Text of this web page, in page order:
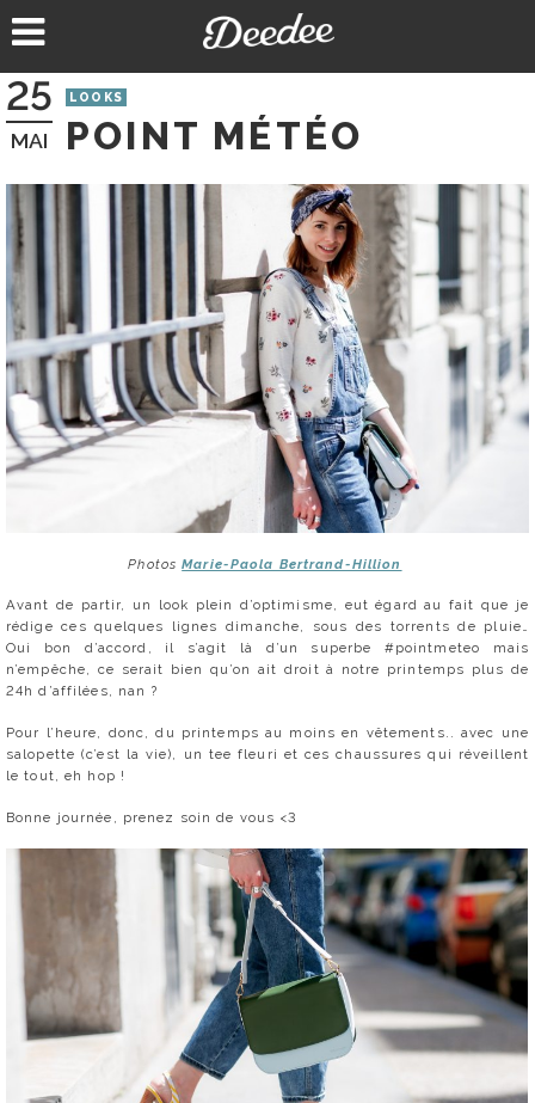
au
25
MAI
LOOKS
POINT MÉTÉO
Photos Marie-Paola Bertrand-Hillion
Avant de partir, un look plein d’optimisme, eut égard au fait que je
rédige ces quelques lignes dimanche, sous des torrents de pluie…
Oui bon d’accord, il s’agit là d’un superbe #pointmeteo mais
n’empêche, ce serait bien qu’on ait droit à notre printemps plus de
24h d’affilées, nan ?
Pour l’heure, donc, du printemps au moins en vêtements.. avec une
salopette (c’est la vie), un tee fleuri et ces chaussures qui réveillent
le tout, eh hop !
Bonne journée, prenez soin de vous <3